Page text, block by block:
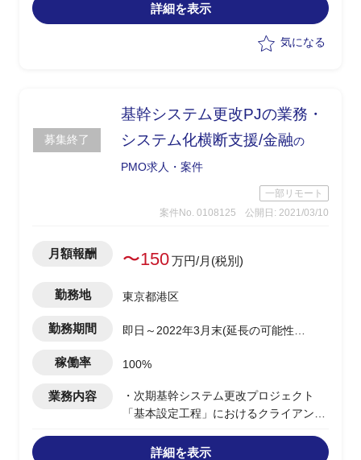
詳細を表示
気になる
募集終了
基幹システム更改PJの業務・
システム化横断支援/金融の
PMO求人・案件
一部リモート
案件No. 0108125
公開日: 2021/03/10
月額報酬 〜150万円/月(税別)
勤務地 東京都港区
勤務期間
即日～2022年3月末(延長の可能性あ
稼働率 100%
業務内容
・次期基幹システム更改プロジェクト
「基本設定工程」におけるクライアント
ストリーム担当者支援
詳細を表示